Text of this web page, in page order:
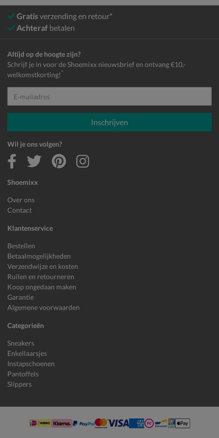
Gratisverzending en retour*
Achteraf betalen
Shoemixx
Over ons
Contact
Klantenservice
Bestellen
Betaalmogelijkheden
Verzendwijze en kosten
Ruilen en retourneren
Koop ongedaan maken
Garantie
Algemene voorwaarden
Categorieën
Sneakers
Enkellaarsjes
Instapschoenen
Pantoffels
Slippers
Altijd op de hoogte zijn?
Schrijf je in voor de Shoemixx nieuwsbrief en ontvang €10,-
welkomstkorting! *
E-mailadres
Inschrijven
Wil je ons volgen?